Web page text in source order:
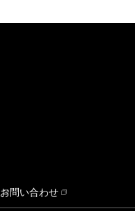
お問い合わせ